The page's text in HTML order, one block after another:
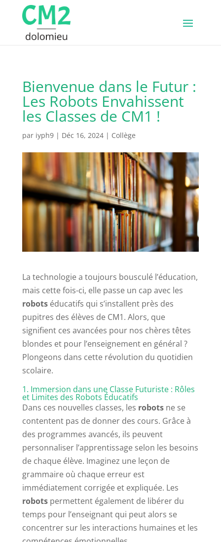
Bienvenue dans le Futur :
Les Robots Envahissent
les Classes de CM1 !
par iyph9| Déc 16, 2024| Collège
La technologie a toujours bousculé l’éducation,
mais cette fois-ci, elle passe un cap avec les
robotséducatifs qui s’installent près des
pupitres des élèves de CM1. Alors, que
signifient ces avancées pour nos chères têtes
blondes et pour l’enseignement en général ?
Plongeons dans cette révolution du quotidien
scolaire.
1. Immersion dans une Classe Futuriste : Rôles
et Limites des Robots Éducatifs
Dans ces nouvelles classes, les robotsne se
contentent pas de donner des cours. Grâce à
des programmes avancés, ils peuvent
personnaliser l’apprentissage selon les besoins
de chaque élève. Imaginez une leçon de
grammaire où chaque erreur est
immédiatement corrigée et expliquée. Les
robotspermettent également de libérer du
temps pour l’enseignant qui peut alors se
concentrer sur les interactions humaines et les